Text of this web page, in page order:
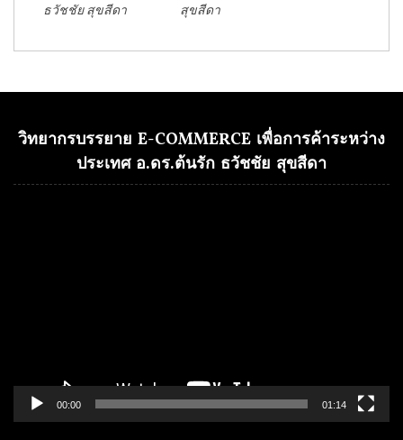
ธวัชชัย สุขสีดา
สุขสีดา
วิทยากรบรรยาย E-COMMERCE เพื่อการค้าระหว่าง
ประเทศ อ.ดร.ต้นรัก ธวัชชัย สุขสีดา
00:00 01:14